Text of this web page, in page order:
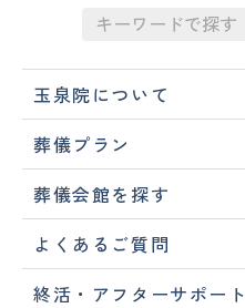
玉泉院について
葬儀プラン
葬儀会館を探す
よくあるご質問
終活・アフターサポート